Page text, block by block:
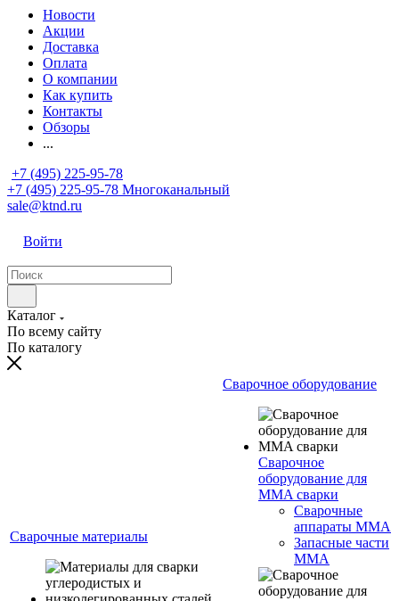
Новости
Акции
Доставка
Оплата
О компании
Как купить
Контакты
Обзоры
...
+7 (495) 225-95-78
+7 (495) 225-95-78 Многоканальный
sale@ktnd.ru
Войти
Каталог
По всему сайту
По каталогу
Сварочные материалы
Сварочное оборудование
Сварочное
оборудование для
MMA сварки
Сварочные
аппараты MMA
Запасные части
MMA